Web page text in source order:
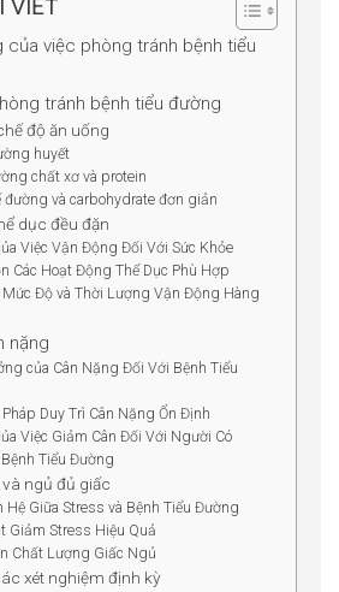
VIẾT
của việc phòng tránh bệnh tiểu
tránh bệnh tiểu đường
độ ăn uống
huyết
chất xơ và protein
đường và carbohydrate đơn giản
dục đều đặn
Việc Vận Động Đối Với Sức Khỏe
Các Hoạt Động Thể Dục Phù Hợp
Mức Độ và Thời Lượng Vận Động Hàng
nặng
của Cân Nặng Đối Với Bệnh Tiểu
Duy Trì Cân Nặng Ổn Định
Việc Giảm Cân Đối Với Người Có
Tiểu Đường
và ngủ đủ giấc
Hệ Giữa Stress và Bệnh Tiểu Đường
Giảm Stress Hiệu Quả
Chất Lượng Giấc Ngủ
xét nghiệm định kỳ